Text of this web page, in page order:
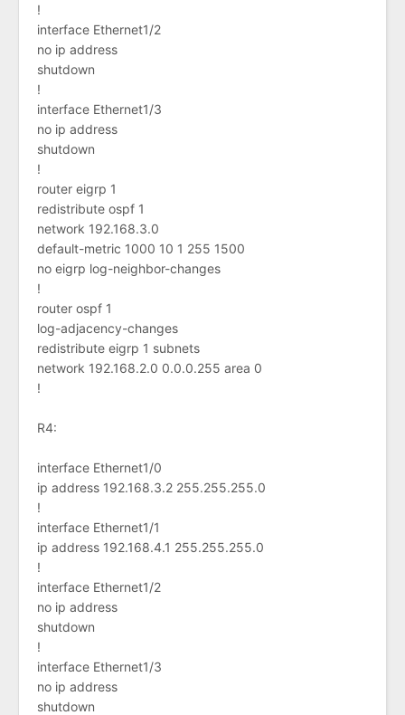
!
interface Ethernet1/2
no ip address
shutdown
!
interface Ethernet1/3
no ip address
shutdown
!
router eigrp 1
redistribute ospf 1
network 192.168.3.0
default-metric 1000 10 1 255 1500
no eigrp log-neighbor-changes
!
router ospf 1
log-adjacency-changes
redistribute eigrp 1 subnets
network 192.168.2.0 0.0.0.255 area 0
!
R4:
interface Ethernet1/0
ip address 192.168.3.2 255.255.255.0
!
interface Ethernet1/1
ip address 192.168.4.1 255.255.255.0
!
interface Ethernet1/2
no ip address
shutdown
!
interface Ethernet1/3
no ip address
shutdown